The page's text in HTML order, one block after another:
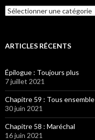
Catégories
ARTICLES RÉCENTS
Épilogue : Toujours plus
7 juillet 2021
Chapitre 59 : Tous ensemble
30 juin 2021
Chapitre 58 : Maréchal
16 juin 2021